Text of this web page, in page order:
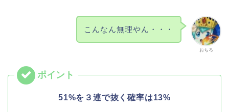
おちろ
こんなん無理やん・・・
51%を３連で抜く確率は13%